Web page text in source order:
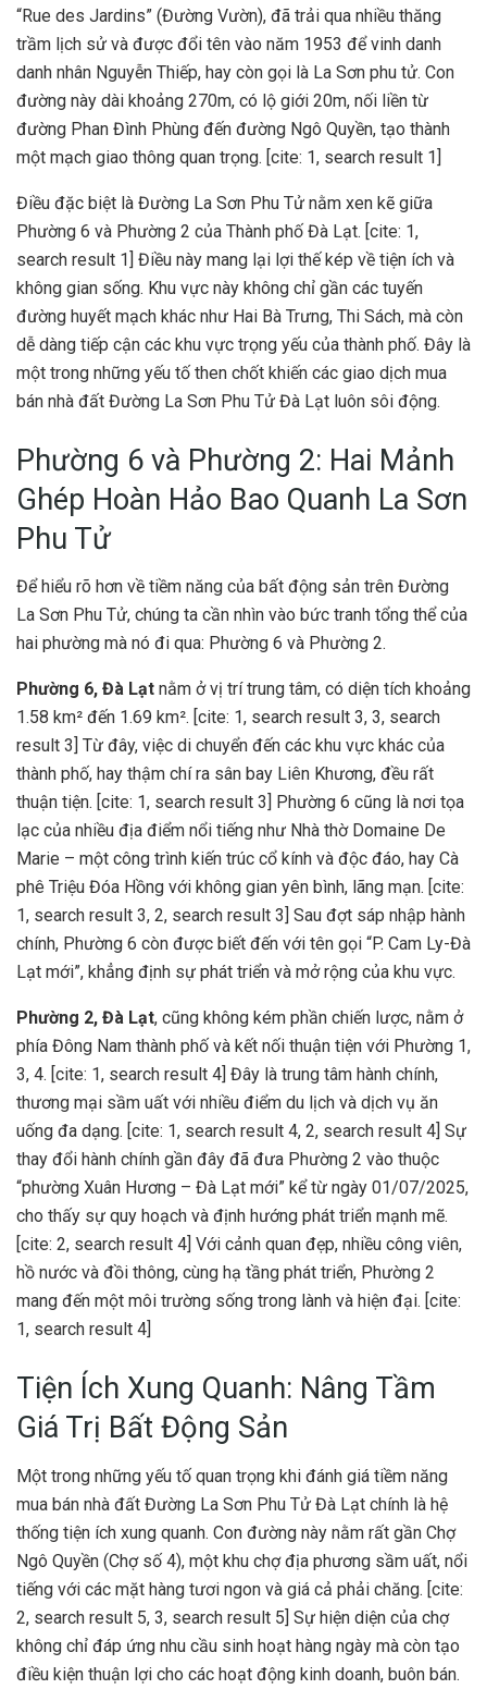
“Rue des Jardins” (Đường Vườn), đã trải qua nhiều thăng
trầm lịch sử và được đổi tên vào năm 1953 để vinh danh
danh nhân Nguyễn Thiếp, hay còn gọi là La Sơn phu tử. Con
đường này dài khoảng 270m, có lộ giới 20m, nối liền từ
đường Phan Đình Phùng đến đường Ngô Quyền, tạo thành
một mạch giao thông quan trọng. [cite: 1, search result 1]
Điều đặc biệt là Đường La Sơn Phu Tử nằm xen kẽ giữa
Phường 6 và Phường 2 của Thành phố Đà Lạt. [cite: 1,
search result 1] Điều này mang lại lợi thế kép về tiện ích và
không gian sống. Khu vực này không chỉ gần các tuyến
đường huyết mạch khác như Hai Bà Trưng, Thi Sách, mà còn
dễ dàng tiếp cận các khu vực trọng yếu của thành phố. Đây là
một trong những yếu tố then chốt khiến các giao dịch mua
bán nhà đất Đường La Sơn Phu Tử Đà Lạt luôn sôi động.
Phường 6 và Phường 2: Hai Mảnh
Ghép Hoàn Hảo Bao Quanh La Sơn
Phu Tử
Để hiểu rõ hơn về tiềm năng của bất động sản trên Đường
La Sơn Phu Tử, chúng ta cần nhìn vào bức tranh tổng thể của
hai phường mà nó đi qua: Phường 6 và Phường 2.
Phường 6, Đà Lạt nằm ở vị trí trung tâm, có diện tích khoảng
1.58 km² đến 1.69 km². [cite: 1, search result 3, 3, search
result 3] Từ đây, việc di chuyển đến các khu vực khác của
thành phố, hay thậm chí ra sân bay Liên Khương, đều rất
thuận tiện. [cite: 1, search result 3] Phường 6 cũng là nơi tọa
lạc của nhiều địa điểm nổi tiếng như Nhà thờ Domaine De
Marie – một công trình kiến trúc cổ kính và độc đáo, hay Cà
phê Triệu Đóa Hồng với không gian yên bình, lãng mạn. [cite:
1, search result 3, 2, search result 3] Sau đợt sáp nhập hành
chính, Phường 6 còn được biết đến với tên gọi “P. Cam Ly-Đà
Lạt mới”, khẳng định sự phát triển và mở rộng của khu vực.
Phường 2, Đà Lạt, cũng không kém phần chiến lược, nằm ở
phía Đông Nam thành phố và kết nối thuận tiện với Phường 1,
3, 4. [cite: 1, search result 4] Đây là trung tâm hành chính,
thương mại sầm uất với nhiều điểm du lịch và dịch vụ ăn
uống đa dạng. [cite: 1, search result 4, 2, search result 4] Sự
thay đổi hành chính gần đây đã đưa Phường 2 vào thuộc
“phường Xuân Hương – Đà Lạt mới” kể từ ngày 01/07/2025,
cho thấy sự quy hoạch và định hướng phát triển mạnh mẽ.
[cite: 2, search result 4] Với cảnh quan đẹp, nhiều công viên,
hồ nước và đồi thông, cùng hạ tầng phát triển, Phường 2
mang đến một môi trường sống trong lành và hiện đại. [cite:
1, search result 4]
Tiện Ích Xung Quanh: Nâng Tầm
Giá Trị Bất Động Sản
Một trong những yếu tố quan trọng khi đánh giá tiềm năng
mua bán nhà đất Đường La Sơn Phu Tử Đà Lạt chính là hệ
thống tiện ích xung quanh. Con đường này nằm rất gần Chợ
Ngô Quyền (Chợ số 4), một khu chợ địa phương sầm uất, nổi
tiếng với các mặt hàng tươi ngon và giá cả phải chăng. [cite:
2, search result 5, 3, search result 5] Sự hiện diện của chợ
không chỉ đáp ứng nhu cầu sinh hoạt hàng ngày mà còn tạo
điều kiện thuận lợi cho các hoạt động kinh doanh, buôn bán.